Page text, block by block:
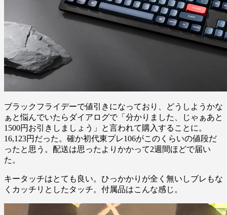
ブラックフライデーで値引きになっており、どうしようかな
ぁと悩んでいたらダイアログで「分かりました、じゃぁあと
1500円お引きしましょう」と言われて購入することに。
16,123円だった。確か初代東プレ106がこのくらいの値段だ
ったと思う。配送は思ったよりかかって2週間ほどで届い
た。
キータッチはとても良い。ひっかかりが全く無いしブレもな
くカッチリとしたタッチ。付属品はこんな感じ。